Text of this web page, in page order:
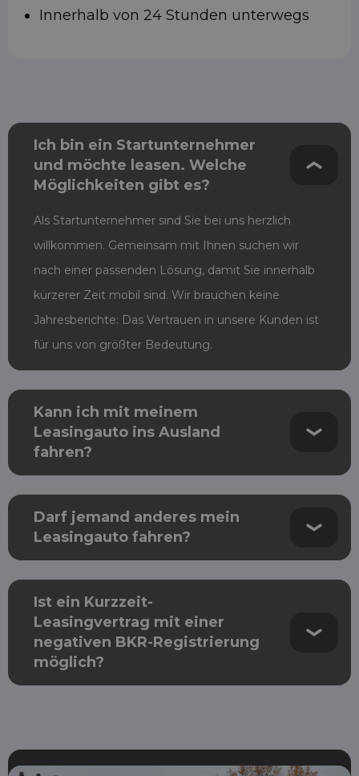
Innerhalb von 24 Stunden unterwegs
Ich bin ein Startunternehmer
und möchte leasen. Welche
Möglichkeiten gibt es?
Als Startunternehmer sind Sie bei uns herzlich
willkommen. Gemeinsam mit Ihnen suchen wir
nach einer passenden Lösung, damit Sie innerhalb
kürzerer Zeit mobil sind. Wir brauchen keine
Jahresberichte: Das Vertrauen in unsere Kunden ist
für uns von größter Bedeutung.
Kann ich mit meinem
Leasingauto ins Ausland
fahren?
Darf jemand anderes mein
Leasingauto fahren?
Ist ein Kurzzeit-
Leasingvertrag mit einer
negativen BKR-Registrierung
möglich?